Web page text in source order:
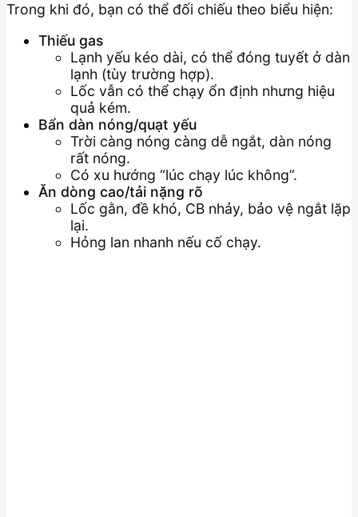
Trong khi đó, bạn có thể đối chiếu theo biểu hiện:
Thiếu gas
Lạnh yếu kéo dài, có thể đóng tuyết ở dàn
lạnh (tùy trường hợp).
Lốc vẫn có thể chạy ổn định nhưng hiệu
quả kém.
Bẩn dàn nóng/quạt yếu
Trời càng nóng càng dễ ngắt, dàn nóng
rất nóng.
Có xu hướng “lúc chạy lúc không”.
Ăn dòng cao/tải nặng rõ
Lốc gằn, đề khó, CB nhảy, bảo vệ ngắt lặp
lại.
Hỏng lan nhanh nếu cố chạy.